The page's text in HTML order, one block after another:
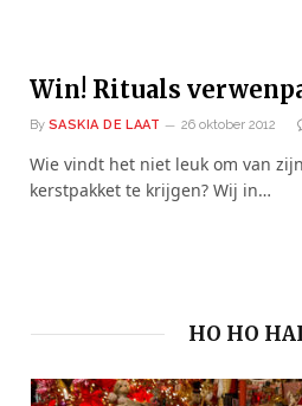
Win! Rituals
By SASKIA DE LAAT 26 oktober 2012
Wie vindt het niet leuk om van
kerstpakket te krijgen? Wij in…
HO HO